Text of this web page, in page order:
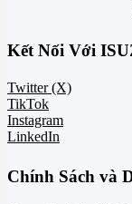
Kết Nối Với
Twitter (X)
TikTok
Instagram
LinkedIn
Chính Sách và